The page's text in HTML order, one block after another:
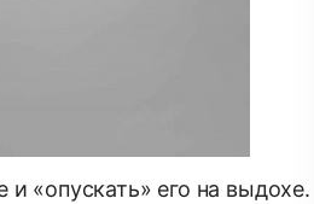
«опускать» его на выдохе.